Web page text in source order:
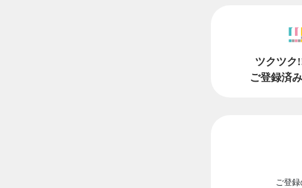
ツクツク
ご登録済
ご登